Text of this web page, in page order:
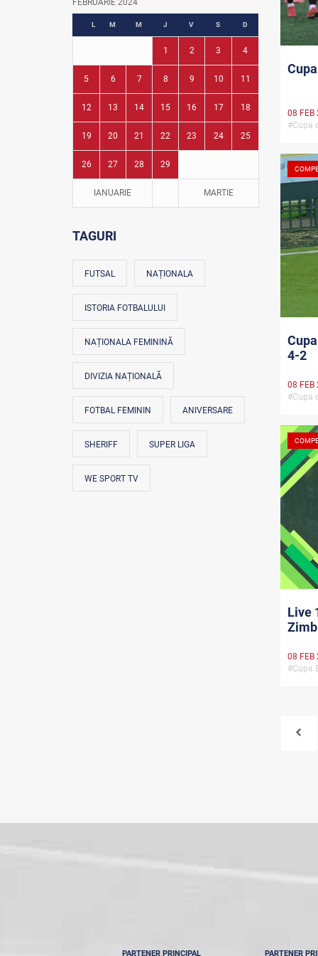
Fotbal în grădinițe
FEBRUARIE 2024
L M M J V S D
1 2 3 4
5 6 7 8 9 10 11
12 13 14 15 16 17 18
19 20 21 22 23 24 25
26 27 28 29
IANUARIE MARTIE
TAGURI
FUTSAL NAȚIONALA
ISTORIA FOTBALULUI
NAȚIONALA FEMININĂ
DIVIZIA NAȚIONALĂ
FOTBAL FEMININ ANIVERSARE
SHERIFF SUPER LIGA
WE SPORT TV
08 FEB
#Cupa
4-2
08 FEB
#Cupa
Live
08 FEB
#Cupa
PARTENER PRINCIPAL PARTENER